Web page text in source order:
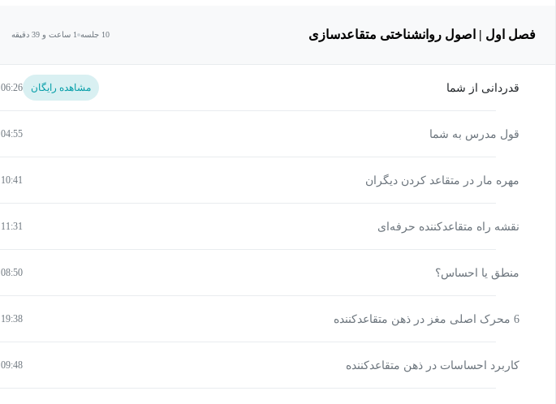
فصل اول | اصول روانشناختی متقاعدسازی 10 جلسه 1 ساعت و 39 دقیقه
قدردانی از شما مشاهده رایگان 06:26
قول مدرس به شما 04:55
مهره مار در متقاعد کردن دیگران 10:41
نقشه راه متقاعدکننده حرفه‌ای 11:31
منطق یا احساس؟ 08:50
19:38
کاربرد احساسات در ذهن متقاعدکننده 09:48